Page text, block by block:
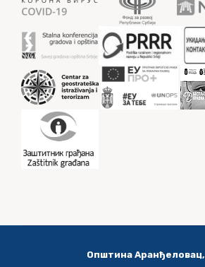
Општина Аранђеловац,